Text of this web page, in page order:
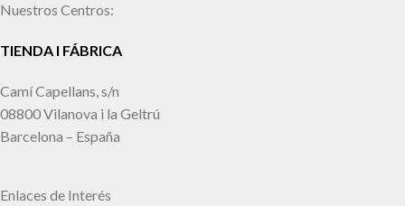
Nuestros Centros:
TIENDA I FÁBRICA
Camí Capellans, s/n
08800 Vilanova i la Geltrú
Barcelona – España
Enlaces de Interés